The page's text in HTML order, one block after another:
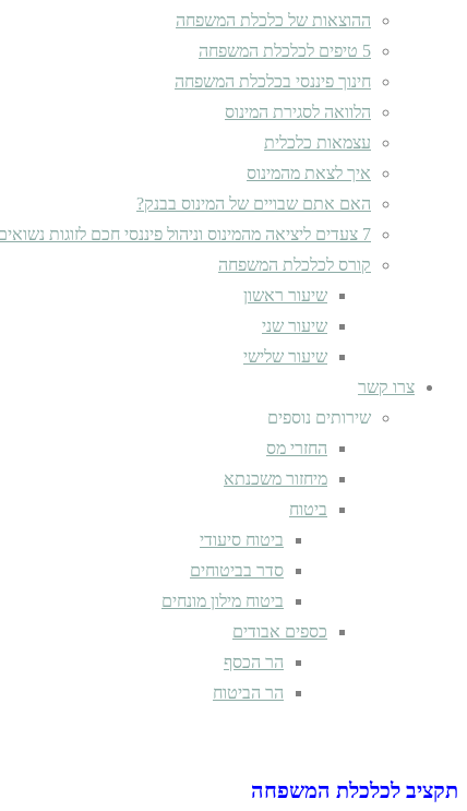
ההוצאות של כלכלת המשפחה
5 טיפים לכלכלת המשפחה
חינוך פיננסי בכלכלת המשפחה
הלוואה לסגירת המינוס
עצמאות כלכלית
איך לצאת מהמינוס
האם אתם שבויים של המינוס בבנק?
7 צעדים ליציאה מהמינוס וניהול פיננסי חכם לזוגות נשואים
קורס לכלכלת המשפחה
שיעור ראשון
שיעור שני
שיעור שלישי
צרו קשר
שירותים נוספים
החזרי מס
מיחזור משכנתא
ביטוח
ביטוח סיעודי
סדר בביטוחים
ביטוח מילון מונחים
כספים אבודים
הר הכסף
הר הביטוח
תקציב לכלכלת המשפחה